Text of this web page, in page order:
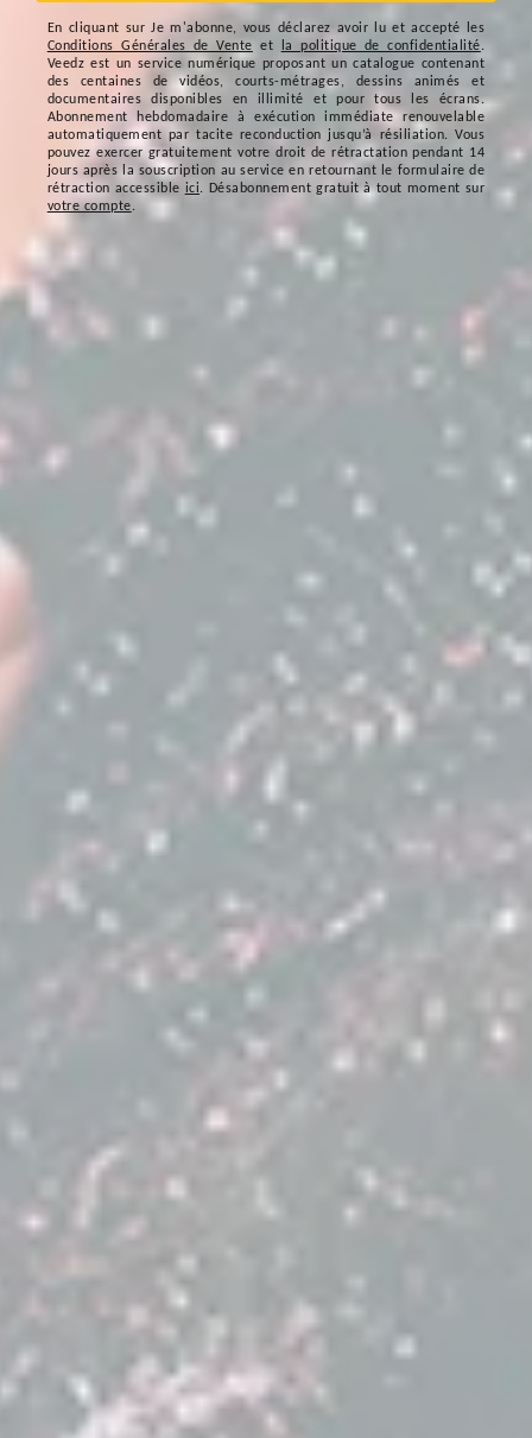
En cliquant surJe m'abonne, vous déclarez avoir lu et accepté les
Conditions Générales de Vente et la politique de confidentialité.
Veedz est un service numérique proposant un catalogue contenant
des centaines de vidéos, courts-métrages, dessins animés et
documentaires disponibles en illimité et pour tous les écrans.
Abonnement hebdomadaire à exécution immédiate renouvelable
automatiquement par tacite reconduction jusqu’à résiliation. Vous
pouvez exercer gratuitement votre droit de rétractation pendant 14
jours après la souscription au service en retournant le formulaire de
rétraction accessible ici. Désabonnement gratuit à tout moment sur
votre compte.